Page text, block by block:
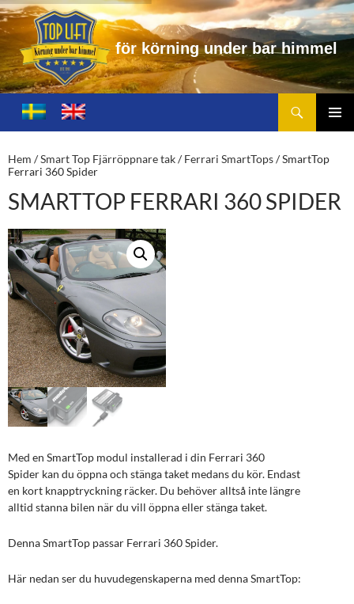
för körning under bar himme
Toplift.se – för körning under bar himmel
HOPPA
TILL
Hem /Smart Top Fjärröppnare tak/Ferrari SmartTops/ SmartTop
Ferrari 360 Spider
SMARTTOP FERRARI 360 SPIDER
Med en SmartTop modul installerad i din Ferrari 360
Spider kan du öppna och stänga taket medans du kör. Endast
en kort knapptryckning räcker. Du behöver alltså inte längre
alltid stanna bilen när du vill öppna eller stänga taket.
Denna SmartTop passar Ferrari 360 Spider.
Här nedan ser du huvudegenskaperna med denna SmartTop: